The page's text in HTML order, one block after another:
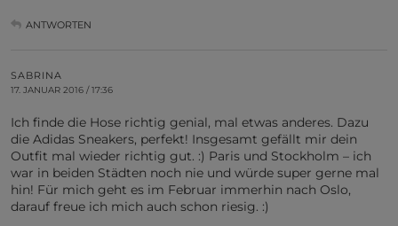
ANTWORTEN
SABRINA
17. JANUAR 2016 / 17:36
Ich finde die Hose richtig genial, mal etwas anderes. Dazu
die Adidas Sneakers, perfekt! Insgesamt gefällt mir dein
Outfit mal wieder richtig gut. :) Paris und Stockholm – ich
war in beiden Städten noch nie und würde super gerne mal
hin! Für mich geht es im Februar immerhin nach Oslo,
darauf freue ich mich auch schon riesig. :)